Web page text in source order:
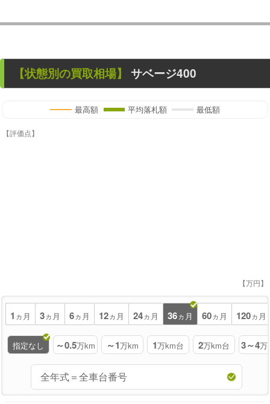
【状態別の買取相場】 サベージ400
最高額 平均落札額 最低額
【評価点】
【万円】
1 ヵ月 3ヵ月 6ヵ月 12ヵ月 24ヵ月 36ヵ月 60ヵ月 120ヵ月
指定なし ～0.5万km ～1万km 1万km台 2万km台 3～4万